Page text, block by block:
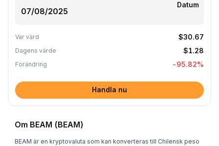
Datum
Var värd $30.67
Dagens värde $1.28
Förändring -95.82%
Handla nu
Om BEAM (BEAM)
BEAM är en kryptovaluta som kan konverteras till Chilensk peso